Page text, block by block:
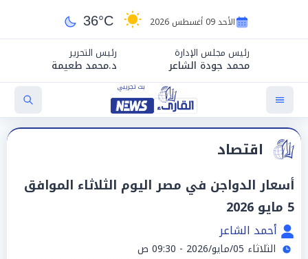
الأحد 09 أغسطس 2026 36°C
رئيس مجلس الإدارة
محمد جودة الشاعر
رئيس التحرير
د.محمد طعيمة
اقتصاد
أسعار الدواجن في مصر اليوم الثلاثاء الموافق
5 مايو 2026
أحمد الشاعر
الثلاثاء 05/مايو/2026 - 09:30 ص